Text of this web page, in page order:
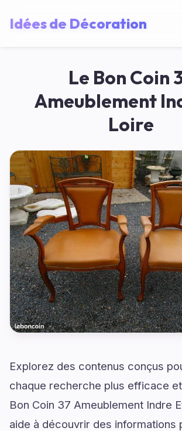
Idées de Décoration
Le Bon Coin
Ameublement
Loire
Explorez des contenus conçus
chaque recherche plus efficace
Bon Coin 37 Ameublement Indre
aide à découvrir des informations